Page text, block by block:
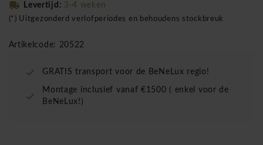
Levertijd: 3-4 weken
(*) Uitgezonderd verlofperiodes en behoudens stockbreuk
Artikelcode: 20522
GRATIS transport voor de BeNeLux regio!
Montage inclusief vanaf €1500 ( enkel voor de
BeNeLux!)